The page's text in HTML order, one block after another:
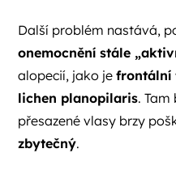
Další problém nastává,
onemocnění stále
alopecií, jako jefrontální
lichen planopilaris.
přesazené vlasy brzy
zbytečný.